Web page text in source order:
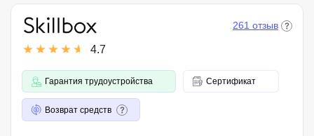
4.7
261 отзыв
Гарантия трудоустройства Сертификат
Возврат средств